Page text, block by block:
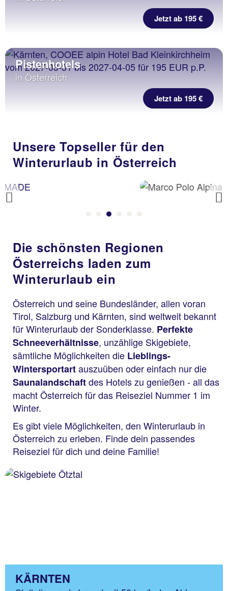
Jetzt ab 195 €
Pistenhotels
in Österreich
Jetzt ab 195 €
Unsere Topseller für den
Winterurlaub in Österreich
Previous
Die schönsten Regionen
Österreichs laden zum
Winterurlaub ein
Österreich und seine Bundesländer, allen voran
Tirol, Salzburg und Kärnten, sind weltweit bekannt
für Winterurlaub der Sonderklasse. Perfekte
Schneeverhältnisse, unzählige Skigebiete,
sämtliche Möglichkeiten die Lieblings-
Wintersportartauszuüben oder einfach nur die
Saunalandschaftdes Hotels zu genießen - all das
macht Österreich für das Reiseziel Nummer 1 im
Winter.
Es gibt viele Möglichkeiten, den Winterurlaub in
Österreich zu erleben. Finde dein passendes
Reiseziel für dich und deine Familie!
KÄRNTEN